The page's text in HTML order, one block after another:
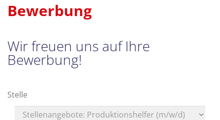
Bewerbung
Wir freuen uns auf Ihre
Bewerbung!
Stelle